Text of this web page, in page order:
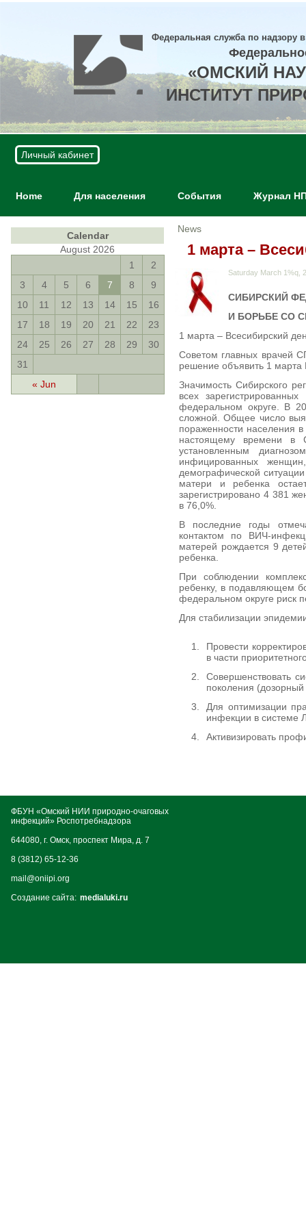
Федеральная служба по надзору
«ОМСКИЙ
ИНСТИТУТ
Личный кабинет
Home Для населения События Журнал
Calendar
August 2026
« Jun
1
2
3
4 5 6 7 8
9
10
11 12 13 14 15
16
17
18 19 20 21 22
23
24
25 26 27 28 29
30
31
News
1 марта –
Saturday March 1%q,
СИБИРСКИЙ
И БОРЬБЕ СО
1 марта – Всесибирский
Советом главных врачей
решение объявить 1
Значимость Сибирского
всех
федеральном округе. В
сложной. Общее число
пораженности населения
настоящему времени в
установленным
инфицированных
демографической
матери и ребенка
зарегистрировано 4 381
в 76,0%.
В последние годы
контактом по ВИЧ-
матерей рождается 9
ребенка.
При соблюдении
ребенку, в подавляющем
федеральном округе риск
Для стабилизации
Провести
в части
Совершенствовать
поколения
Для оптимизации
инфекции в системе
Активизировать
ФБУН «Омский НИИ природно-очаговых
инфекций» Роспотребнадзора
644080, г. Омск, проспект Мира, д. 7
8 (3812) 65-12-36
mail@oniipi.org
Создание сайта: medialuki.ru